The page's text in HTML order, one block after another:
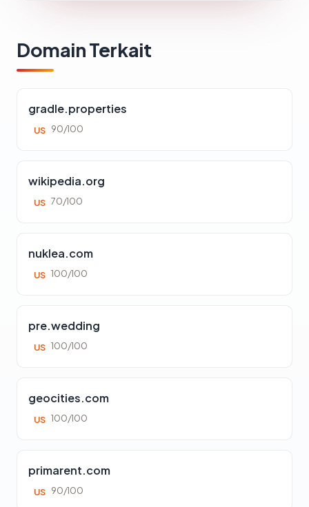
Domain Terkait
gradle.properties
US 90/100
wikipedia.org
US 70/100
nuklea.com
US 100/100
pre.wedding
US 100/100
geocities.com
US 100/100
primarent.com
US 90/100